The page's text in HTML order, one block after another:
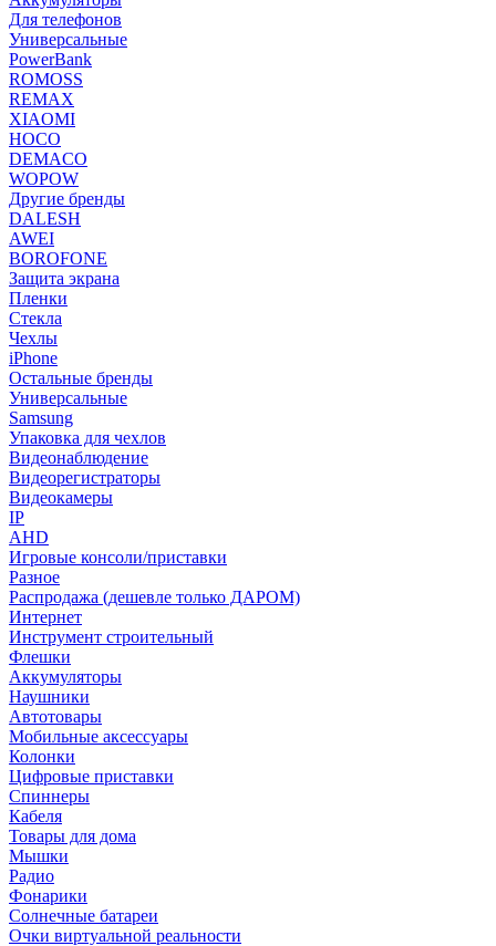
Для телефонов
Универсальные
PowerBank
ROMOSS
REMAX
XIAOMI
HOCO
DEMACO
WOPOW
Другие бренды
DALESH
AWEI
BOROFONE
Защита экрана
Пленки
Стекла
Чехлы
iPhone
Остальные бренды
Универсальные
Samsung
Упаковка для чехлов
Видеонаблюдение
Видеорегистраторы
Видеокамеры
IP
AHD
Игровые консоли/приставки
Разное
Распродажа (дешевле только ДАРОМ)
Интернет
Инструмент строительный
Флешки
Аккумуляторы
Наушники
Автотовары
Мобильные аксессуары
Колонки
Цифровые приставки
Спиннеры
Кабеля
Товары для дома
Мышки
Радио
Фонарики
Солнечные батареи
Очки виртуальной реальности